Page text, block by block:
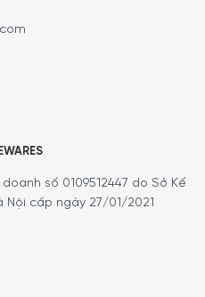
số 0109512447 do Sở Kế
Nội cấp ngày 27/01/2021